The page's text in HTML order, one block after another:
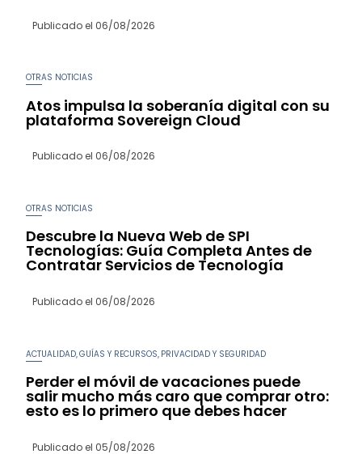
Publicado el 06/08/2026
OTRAS NOTICIAS
Atos impulsa la soberanía digital con su
plataforma Sovereign Cloud
Publicado el 06/08/2026
OTRAS NOTICIAS
Descubre la Nueva Web de SPI
Tecnologías: Guía Completa Antes de
Contratar Servicios de Tecnología
Publicado el 06/08/2026
ACTUALIDAD ,GUÍAS Y RECURSOS PRIVACIDAD Y SEGURIDAD
Perder el móvil de vacaciones puede
salir mucho más caro que comprar otro:
esto es lo primero que debes hacer
Publicado el 05/08/2026